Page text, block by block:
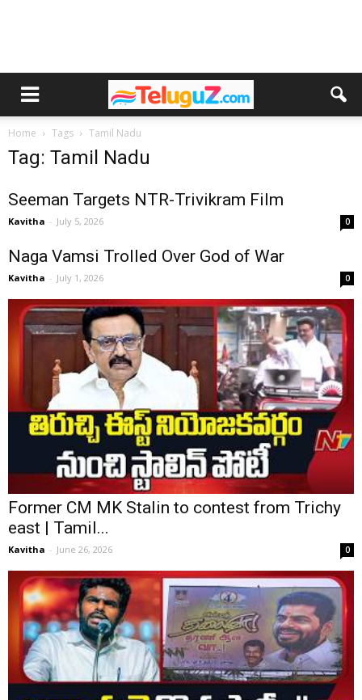
Home Tags Tamil Nadu
Tag: Tamil Nadu
Seeman Targets NTR-Trivikram Film
Kavitha - July 5, 2026 0
Naga Vamsi Trolled Over God of War
Kavitha - July 1, 2026 0
Former CM MK Stalin to contest from Trichy
east | Tamil...
Kavitha - June 26, 2026 0